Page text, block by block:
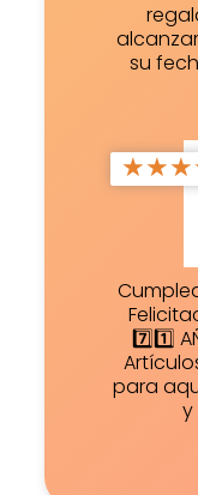
su
★★★
7️⃣1️⃣
para
y